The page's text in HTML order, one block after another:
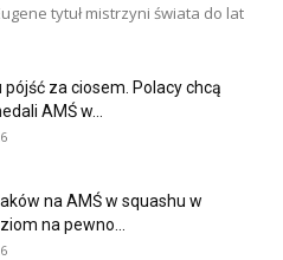
tytuł mistrzyni świata do lat
pójść za ciosem. Polacy chcą
AMŚ w...
na AMŚ w squashu w
na pewno...